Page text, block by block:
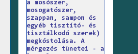
a mosószer,
mosogatószer,
szappan, sampon és
egyéb tisztító- és
tisztálkodó szerek)
megkóstolása. A
mérgezés tünetei - a